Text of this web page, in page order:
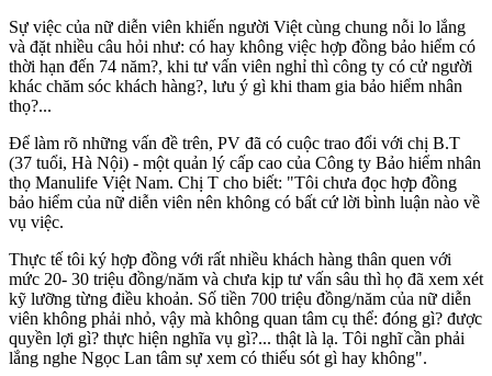
Sự việc của nữ diễn viên khiến người Việt cùng chung nỗi lo lắng
và đặt nhiều câu hỏi như: có hay không việc hợp đồng bảo hiểm có
thời hạn đến 74 năm?, khi tư vấn viên nghỉ thì công ty có cử người
khác chăm sóc khách hàng?, lưu ý gì khi tham gia bảo hiểm nhân
thọ?...
Để làm rõ những vấn đề trên, PV đã có cuộc trao đổi với chị B.T
(37 tuổi, Hà Nội) - một quản lý cấp cao của Công ty Bảo hiểm nhân
thọ Manulife Việt Nam. Chị T cho biết: "Tôi chưa đọc hợp đồng
bảo hiểm của nữ diễn viên nên không có bất cứ lời bình luận nào về
vụ việc.
Thực tế tôi ký hợp đồng với rất nhiều khách hàng thân quen với
mức 20- 30 triệu đồng/năm và chưa kịp tư vấn sâu thì họ đã xem xét
kỹ lưỡng từng điều khoản. Số tiền 700 triệu đồng/năm của nữ diễn
viên không phải nhỏ, vậy mà không quan tâm cụ thể: đóng gì? được
quyền lợi gì? thực hiện nghĩa vụ gì?... thật là lạ. Tôi nghĩ cần phải
lắng nghe Ngọc Lan tâm sự xem có thiếu sót gì hay không".